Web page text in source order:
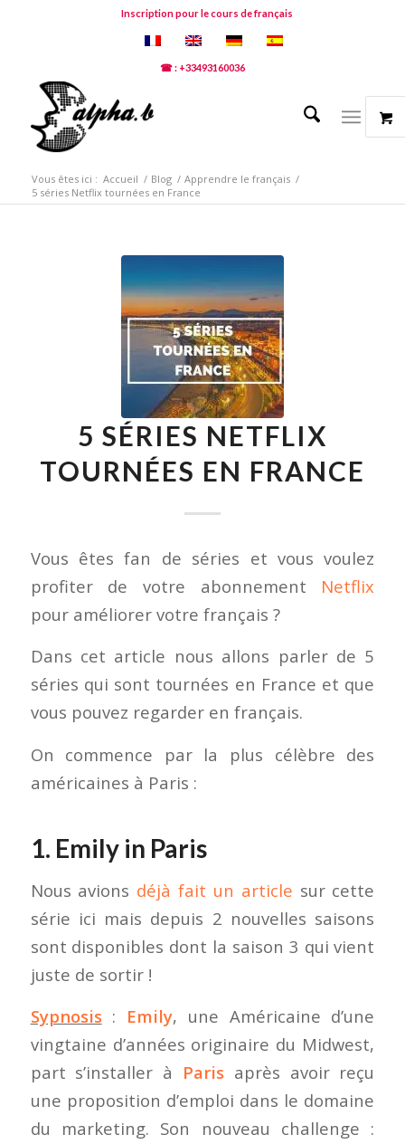
Inscription pour le cours de français
☎ : +33493160036
Vous êtes ici : Accueil / Blog / Apprendre le français /
5 séries Netflix tournées en France
5 SÉRIES NETFLIX
TOURNÉES EN FRANCE
Vous êtes fan de séries et vous voulez
profiter de votre abonnement Netflix
pour améliorer votre français ?
Dans cet article nous allons parler de 5
séries qui sont tournées en France et que
vous pouvez regarder en français.
On commence par la plus célèbre des
américaines à Paris :
1. Emily in Paris
Nous avions déjà fait un article sur cette
série ici mais depuis 2 nouvelles saisons
sont disponibles dont la saison 3 qui vient
juste de sortir !
Sypnosis: Emily, une Américaine d’une
vingtaine d’années originaire du Midwest,
part s’installer à Paris après avoir reçu
une proposition d’emploi dans le domaine
du marketing. Son nouveau challenge :